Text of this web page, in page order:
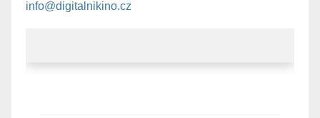
info@digitalnikino.cz